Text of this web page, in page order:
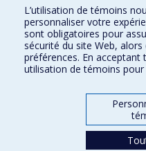
Plan du site
Signaler une erreur
Accessibilité
FACULTÉ DES ARTS ET DES
Nos départements et écoles
L’utilisation de témoins
personnaliser votre
sont obligatoires pour
sécurité du site Web,
préférences. En
utilisation de témoins